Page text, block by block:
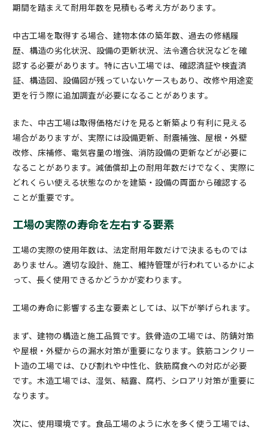
期間を踏まえて耐用年数を見積もる考え方があります。
中古工場を取得する場合、建物本体の築年数、過去の修繕履
歴、構造の劣化状況、設備の更新状況、法令適合状況などを確
認する必要があります。特に古い工場では、確認済証や検査済
証、構造図、設備図が残っていないケースもあり、改修や用途変
更を行う際に追加調査が必要になることがあります。
また、中古工場は取得価格だけを見ると新築より有利に見える
場合がありますが、実際には設備更新、耐震補強、屋根・外壁
改修、床補修、電気容量の増強、消防設備の更新などが必要に
なることがあります。減価償却上の耐用年数だけでなく、実際に
どれくらい使える状態なのかを建築・設備の両面から確認する
ことが重要です。
工場の実際の寿命を左右する要素
工場の実際の使用年数は、法定耐用年数だけで決まるものでは
ありません。適切な設計、施工、維持管理が行われているかによ
って、長く使用できるかどうかが変わります。
工場の寿命に影響する主な要素としては、以下が挙げられます。
まず、建物の構造と施工品質です。鉄骨造の工場では、防錆対策
や屋根・外壁からの漏水対策が重要になります。鉄筋コンクリー
ト造の工場では、ひび割れや中性化、鉄筋腐食への対応が必要
です。木造工場では、湿気、結露、腐朽、シロアリ対策が重要に
なります。
次に、使用環境です。食品工場のように水を多く使う工場では、